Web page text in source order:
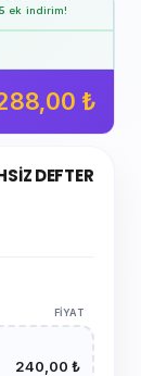
ek indirim!
₺
DEFTER
FIYAT
240,00 ₺